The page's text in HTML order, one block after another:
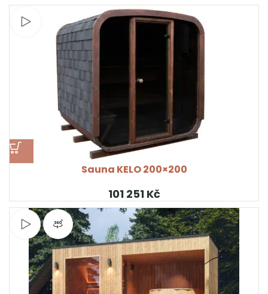
Sledujte video
Sauna KELO 200×200
Kč
Sledujte videoPohled na produkt 360°